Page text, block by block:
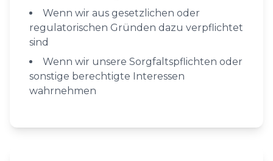
Wenn wir aus gesetzlichen oder
regulatorischen Gründen dazu verpflichtet
sind
Wenn wir unsere Sorgfaltspflichten oder
sonstige berechtigte Interessen
wahrnehmen